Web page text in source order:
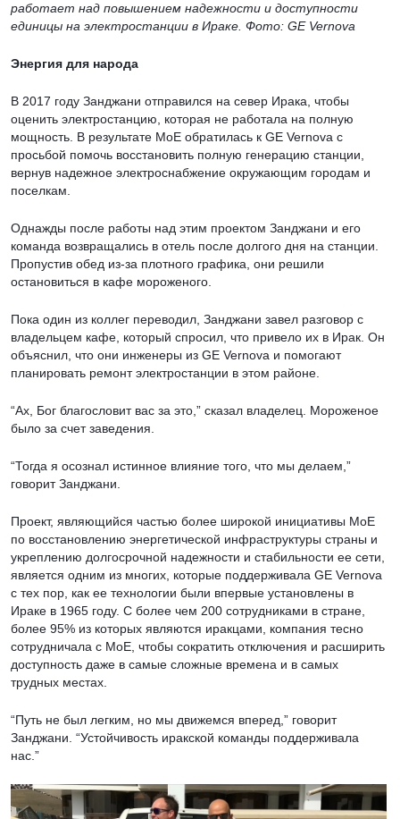
работает над повышением надежности и доступности
единицы на электростанции в Ираке. Фото: GE Vernova
Энергия для народа
В 2017 году Занджани отправился на север Ирака, чтобы
оценить электростанцию, которая не работала на полную
мощность. В результате MoE обратилась к GE Vernova с
просьбой помочь восстановить полную генерацию станции,
вернув надежное электроснабжение окружающим городам и
поселкам.
Однажды после работы над этим проектом Занджани и его
команда возвращались в отель после долгого дня на станции.
Пропустив обед из-за плотного графика, они решили
остановиться в кафе мороженого.
Пока один из коллег переводил, Занджани завел разговор с
владельцем кафе, который спросил, что привело их в Ирак. Он
объяснил, что они инженеры из GE Vernova и помогают
планировать ремонт электростанции в этом районе.
“Ах, Бог благословит вас за это,” сказал владелец. Мороженое
было за счет заведения.
“Тогда я осознал истинное влияние того, что мы делаем,”
говорит Занджани.
Проект, являющийся частью более широкой инициативы MoE
по восстановлению энергетической инфраструктуры страны и
укреплению долгосрочной надежности и стабильности ее сети,
является одним из многих, которые поддерживала GE Vernova
с тех пор, как ее технологии были впервые установлены в
Ираке в 1965 году. С более чем 200 сотрудниками в стране,
более 95% из которых являются иракцами, компания тесно
сотрудничала с MoE, чтобы сократить отключения и расширить
доступность даже в самые сложные времена и в самых
трудных местах.
“Путь не был легким, но мы движемся вперед,” говорит
Занджани. “Устойчивость иракской команды поддерживала
нас.”